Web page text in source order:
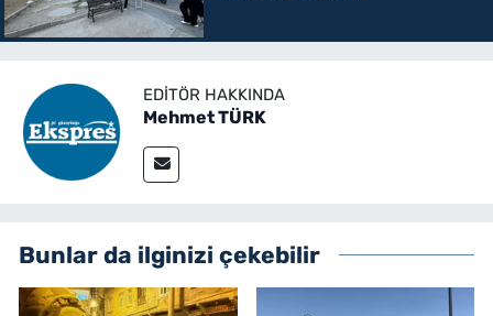
EDITÖR HAKKINDA
Mehmet TÜRK
Bunlar da ilginizi çekebilir